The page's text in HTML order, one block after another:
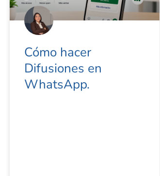
Cómo hacer
Difusiones en
WhatsApp.